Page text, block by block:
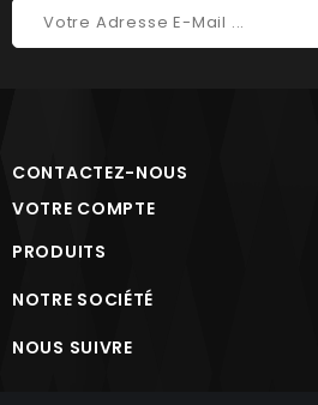
CONTACTEZ-NOUS
VOTRE COMPTE
PRODUITS
NOTRE SOCIÉTÉ
NOUS SUIVRE